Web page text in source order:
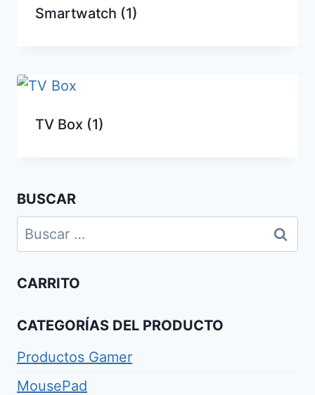
Smartwatch (1)
TV Box (1)
BUSCAR
Buscar:
CARRITO
CATEGORÍAS DEL PRODUCTO
Productos Gamer
MousePad